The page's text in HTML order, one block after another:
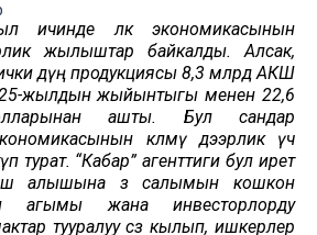
өлкө экономикасынын
жылыштар байкалды. Алсак,
дүң продукциясы 8,3 млрд АКШ
жылдын жыйынтыгы менен 22,6
ашты. Бул сандар
көлөмү дээрлик үч
турат. “Кабар” агенттиги бул ирет
алышына өз салымын кошкон
агымы жана инвесторлорду
тууралуу сөз кылып, ишкерлер